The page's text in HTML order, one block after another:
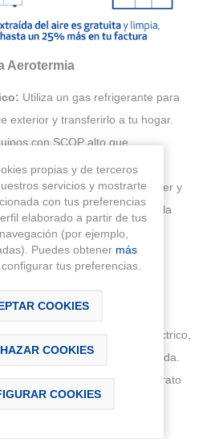
Aerotermia
Utiliza un gas refrigerante para
exterior y transferirlo a tu hogar.
con SCOP alto que
de la que consumen.
Gracias a la tecnología Inverter y
los sistemas se ajustan a la
ahorro y confort.
Solo paga por el consumo eléctrico,
el 22% de la energía aportada.
Hasta un 25% más barato
medio ambiente:
propias y de terceros
servicios y mostrarte
con tus preferencias
elaborado a partir de tus
(por ejemplo,
Puedes obtener más
tus preferencias.
COOKIES
COOKIES
COOKIES